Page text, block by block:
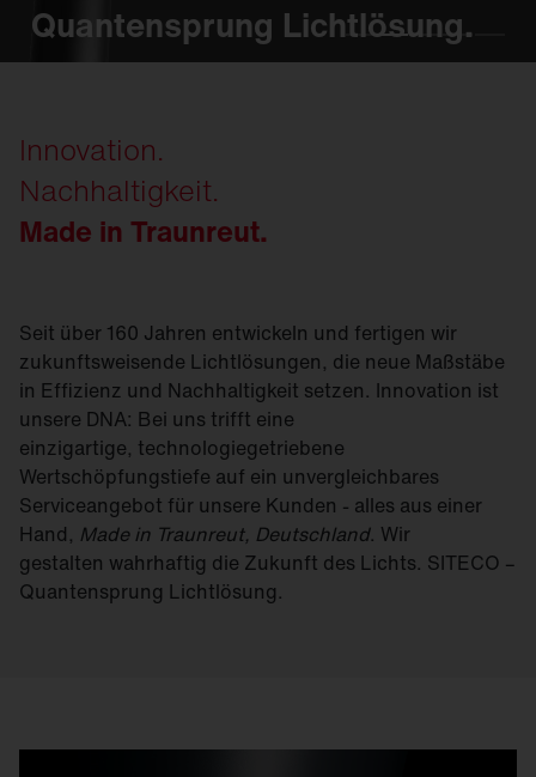
Quantensprung Lichtlösung.
Quantensprung Lichtlösung.
Quantensprung Lichtlösung.
Quantensprung Lichtlösung.
Quantensprung Lichtlösung.
Innovation.
Nachhaltigkeit.
Made in Traunreut.
Seit über 160 Jahren entwickeln und fertigen wir
zukunftsweisende Lichtlösungen, die neue Maßstäbe
in Effizienz und Nachhaltigkeit setzen. Innovation ist
unsere DNA: Bei uns trifft eine
einzigartige, technologiegetriebene
Wertschöpfungstiefe auf ein unvergleichbares
Serviceangebot für unsere Kunden - alles aus einer
Hand, Made in Traunreut, Deutschland. Wir
gestalten wahrhaftig die Zukunft des Lichts. SITECO –
Quantensprung Lichtlösung.